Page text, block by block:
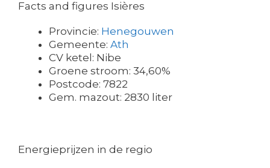
Facts and figures Isières
Provincie: Henegouwen
Gemeente: Ath
CV ketel: Nibe
Groene stroom: 34,60%
Postcode: 7822
Gem. mazout: 2830 liter
Energieprijzen in de regio